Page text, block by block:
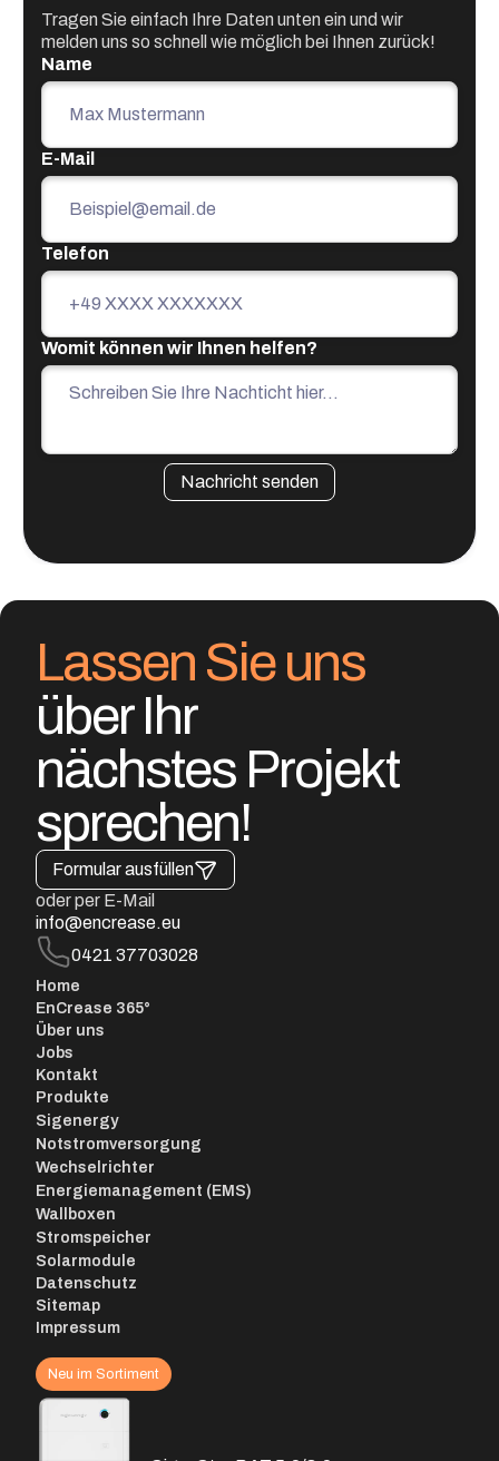
Tragen Sie einfach Ihre Daten unten ein und wir
melden uns so schnell wie möglich bei Ihnen zurück!
Name
E-Mail
Telefon
Womit können wir Ihnen helfen?
Lassen Sie uns
über Ihr
nächstes Projekt
sprechen!
Formular ausfüllen
oder per E-Mail
info@encrease.eu
0421 37703028
Home
EnCrease 365°
Über uns
Jobs
Kontakt
Produkte
Sigenergy
Notstromversorgung
Wechselrichter
Energiemanagement (EMS)
Wallboxen
Stromspeicher
Solarmodule
Datenschutz
Sitemap
Impressum
Neu im Sortiment